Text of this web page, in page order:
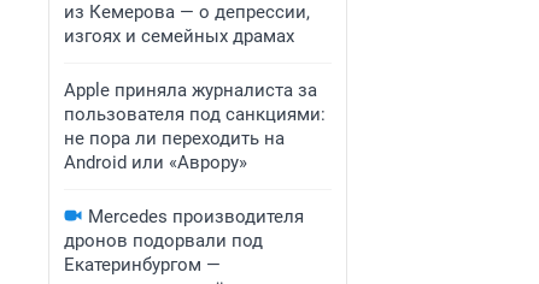
из Кемерова — о депрессии,
изгоях и семейных драмах
Apple приняла журналиста за
пользователя под санкциями:
не пора ли переходить на
Android или «Аврору»
Mercedes производителя
дронов подорвали под
Екатеринбургом —